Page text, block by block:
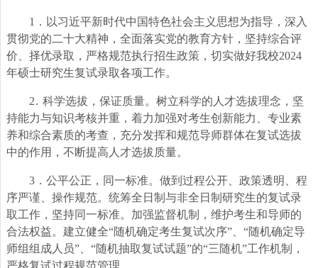
1 ．以习近平新时代中国特色社会主义思想为指导，深入
贯彻党的二十大精神，全面落实党的教育方针，坚持综合评
价、择优录取，严格规范执行招生政策，切实做好我校2024
年硕士研究生复试录取各项工作。
2. 科学选拔，保证质量。树立科学的人才选拔理念，坚
持能力与知识考核并重，着力加强对考生创新能力、专业素
养和综合素质的考查，充分发挥和规范导师群体在复试选拔
中的作用，不断提高人才选拔质量。
3 ．公平公正，同一标准。做到过程公开、政策透明、程
序严谨、操作规范。统筹全日制与非全日制研究生的复试录
取工作，坚持同一标准。加强监督机制，维护考生和导师的
合法权益。建立健全“随机确定考生复试次序”、“随机确定导
师组组成人员”、“随机抽取复试试题”的“三随机”工作机制，
严格复试过程规范管理。